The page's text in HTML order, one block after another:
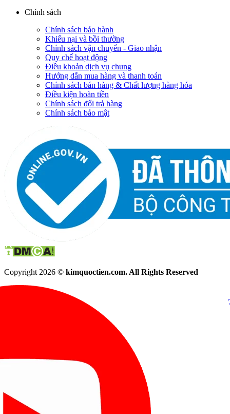
Chính sách
Chính sách bảo hành
Khiếu nại và bồi thường
Chính sách vận chuyển - Giao nhận
Quy chế hoạt động
Điều khoản dịch vụ chung
Hướng dẫn mua hàng và thanh toán
Chính sách bán hàng & Chất lượng hàng hóa
Điều kiện hoàn tiền
Chính sách đổi trả hàng
Chính sách bảo mật
Copyright 2026 © kimquoctien.com. All Rights Reserved
(8h00 - 21h30)
(8h00 -